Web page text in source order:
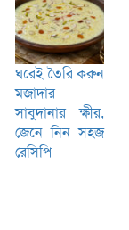
ঘরেই তৈরি করুন
মজাদার
সাবুদানার ক্ষীর,
জেনে নিন সহজ
রেসিপি